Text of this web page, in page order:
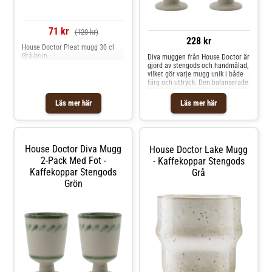
71 kr (120 kr)
Läs mer här
House Doctor Pleat mugg 30 cl
Grå-brun
228 kr
Läs mer här
Diva muggen från House Doctor är
gjord av stengods och handmålad,
vilket gör varje mugg unik i både
färg och uttryck. Den balanserade
formen och den släta glasyren ger
en behaglig känsla i handen,
medan den handmålade designen
ger en dekorativ detalj till din
kollektionen för att skapa din
egen personliga uppsättning.Om
muggen från House Doctor- Set
med två muggar.- Handgjord och
mugg är unik i mönster och finish.-
Idealisk för kaffe, te eller andra
varma drycker.- Storlek: H: 12 cm,
Ø: 8 cm. Shoppa Kaffekoppar och
mer Muggar & Koppar hos Royal
Design.
House Doctor Diva Mugg
2-Pack Med Fot -
Kaffekoppar Stengods
Grön
House Doctor Lake Mugg
- Kaffekoppar Stengods
Grå